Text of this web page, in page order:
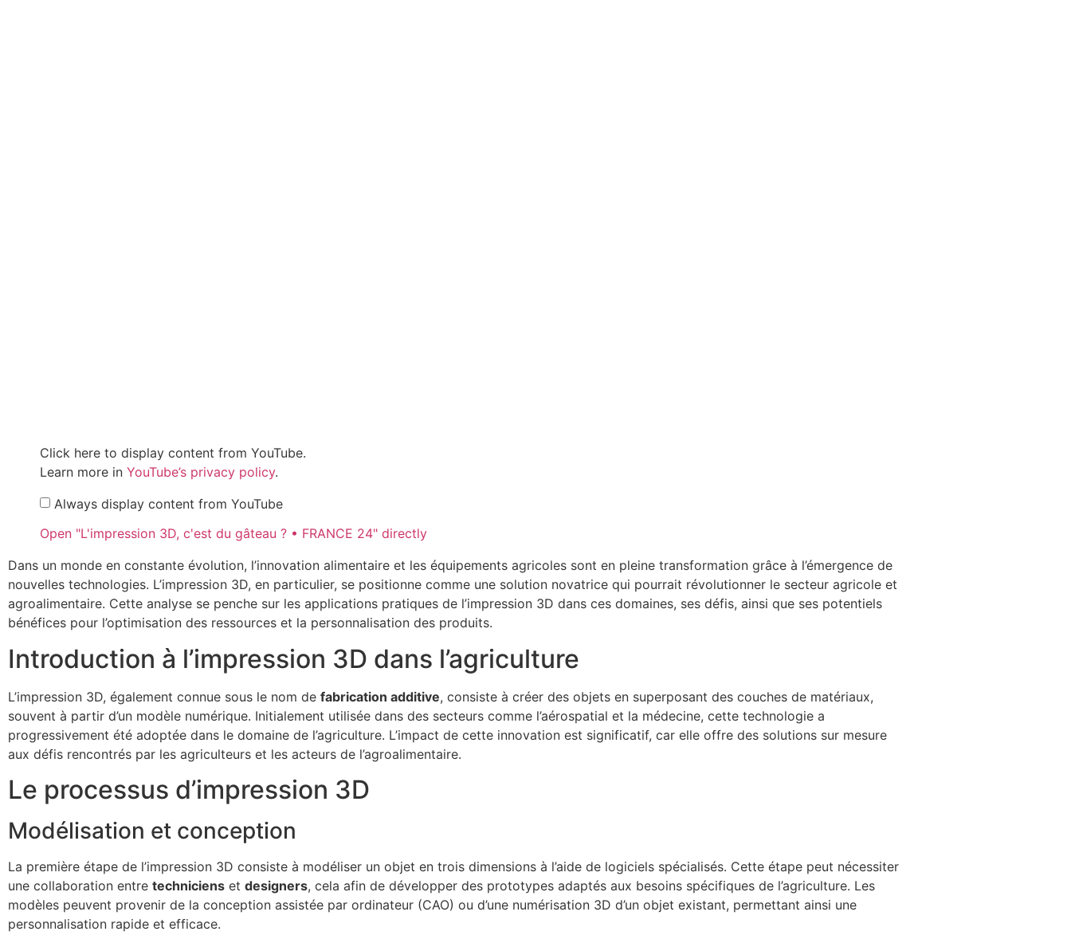
Click here to display content from YouTube.
Learn more in YouTube’s privacy policy.
Always display content from YouTube
Open "L'impression 3D, c'est du gâteau ? • FRANCE 24" directly
Dans un monde en constante évolution, l’innovation alimentaire et les équipements agricoles sont en pleine transformation grâce à l’émergence de
nouvelles technologies. L’impression 3D, en particulier, se positionne comme une solution novatrice qui pourrait révolutionner le secteur agricole et
agroalimentaire. Cette analyse se penche sur les applications pratiques de l’impression 3D dans ces domaines, ses défis, ainsi que ses potentiels
bénéfices pour l’optimisation des ressources et la personnalisation des produits.
Introduction à l’impression 3D dans l’agriculture
L’impression 3D, également connue sous le nom de fabrication additive, consiste à créer des objets en superposant des couches de matériaux,
souvent à partir d’un modèle numérique. Initialement utilisée dans des secteurs comme l’aérospatial et la médecine, cette technologie a
progressivement été adoptée dans le domaine de l’agriculture. L’impact de cette innovation est significatif, car elle offre des solutions sur mesure
aux défis rencontrés par les agriculteurs et les acteurs de l’agroalimentaire.
Le processus d’impression 3D
Modélisation et conception
La première étape de l’impression 3D consiste à modéliser un objet en trois dimensions à l’aide de logiciels spécialisés. Cette étape peut nécessiter
une collaboration entre techniciens et designers, cela afin de développer des prototypes adaptés aux besoins spécifiques de l’agriculture. Les
modèles peuvent provenir de la conception assistée par ordinateur (CAO) ou d’une numérisation 3D d’un objet existant, permettant ainsi une
personnalisation rapide et efficace.